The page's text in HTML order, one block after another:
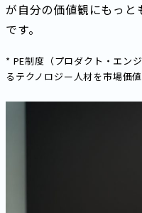
が自分の価値観にもっ
です。
* PE制度（プロダクト・エン
るテクノロジー人材を市場価